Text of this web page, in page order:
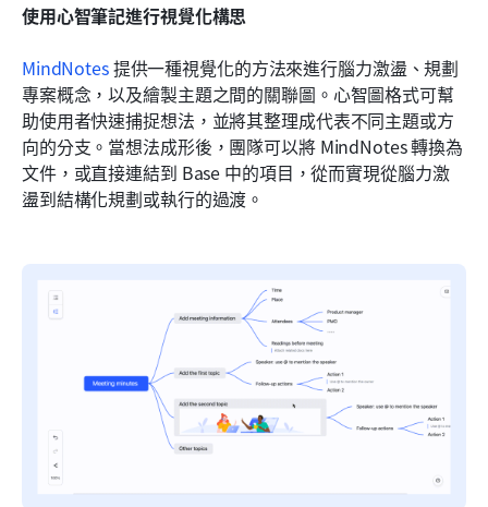
使用心智筆記進行視覺化構思
MindNotes 提供一種視覺化的方法來進行腦力激盪、規劃
專案概念，以及繪製主題之間的關聯圖。心智圖格式可幫
助使用者快速捕捉想法，並將其整理成代表不同主題或方
向的分支。當想法成形後，團隊可以將 MindNotes 轉換為
文件，或直接連結到 Base 中的項目，從而實現從腦力激
盪到結構化規劃或執行的過渡。